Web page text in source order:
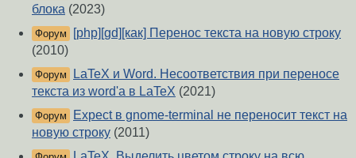
блока (2023)
Форум
[php][gd][как] Перенос текста на новую строку
(2010)
Форум
LaTeX и Word. Несоответствия при переносе
текста из word'а в LaTeX (2021)
Форум
Expect в gnome-terminal не переносит текст на
новую строку (2011)